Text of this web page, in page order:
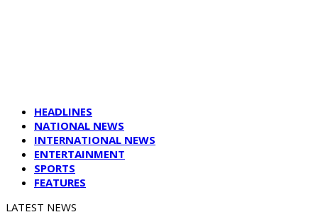
HEADLINES
NATIONAL NEWS
INTERNATIONAL NEWS
ENTERTAINMENT
SPORTS
FEATURES
LATEST NEWS